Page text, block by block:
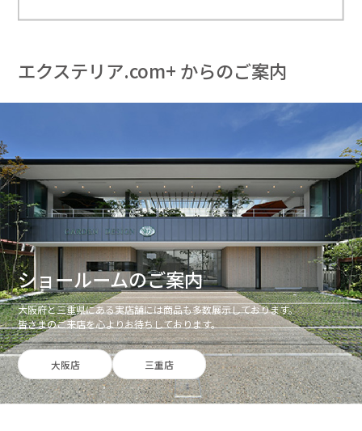
エクステリア.com+ からのご案内
ショールームのご案内
大阪府と三重県にある実店舗には商品も多数展示しております。
皆さまのご来店を心よりお待ちしております。
大阪店 三重店